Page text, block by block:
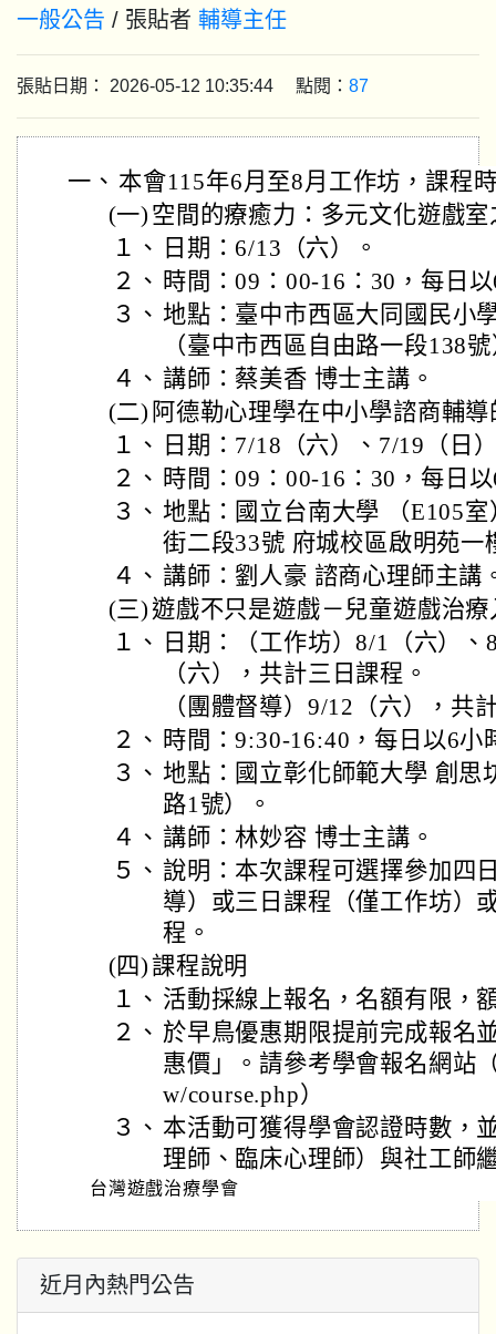
一般公告 / 張貼者 輔導主任
張貼日期： 2026-05-12 10:35:44 點閱： 87
一、 本會115年6月至8月工作坊，課程
(一) 空間的療癒力：多元文化遊戲
１、
日期：6/13（六）。
２、 時間：09：00-16：30，每日
３、 地點：臺中市西區大同國民小
（臺中市西區自由路一段138
４、 講師：蔡美香 博士主講。
(二) 阿德勒心理學在中小學諮商輔
１、
日期：7/18（六）、7/19（日
２、 時間：09：00-16：30，每日
３、 地點：國立台南大學 （E105
街二段33號 府城校區啟明苑一
４、 講師：劉人豪 諮商心理師主講
(三) 遊戲不只是遊戲－兒童遊戲治
１、
日期：（工作坊）8/1（六）
（六），共計三日課程。
（團體督導）9/12（六），共
２、 時間：9:30-16:40，每日以6小
３、 地點：國立彰化師範大學 創思
路1號）。
４、 講師：林妙容 博士主講。
５、 說明：本次課程可選擇參加四
導）或三日課程（僅工作坊）
程。
(四)課程說明
１、 活動採線上報名，名額有限，
２、 於早鳥優惠期限提前完成報名
惠價」。請參考學會報名網站
w/course.php）
３、 本活動可獲得學會認證時數，
理師、臨床心理師）與社工師
台灣遊戲治療學會
近月內熱門公告